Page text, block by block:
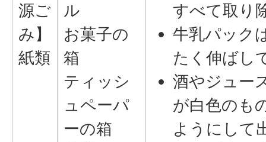
源ご
み】
紙類
ル
お菓子の
箱
ティッシ
ュペーパ
ーの箱
すべて取り
牛乳パック
たく伸ばし
酒やジュー
が白色のも
ようにして